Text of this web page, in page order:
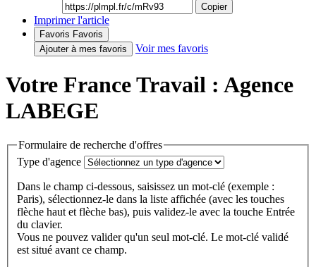
Copier
Imprimer l'article
Favoris Favoris
Ajouter à mes favoris
Voir mes favoris
Votre France Travail : Agence
LABEGE
Formulaire de recherche d'offres
Type d'agence
Dans le champ ci-dessous, saisissez un mot-clé (exemple :
Paris), sélectionnez-le dans la liste affichée (avec les touches
flèche haut et flèche bas), puis validez-le avec la touche Entrée
du clavier.
Vous ne pouvez valider qu'un seul mot-clé. Le mot-clé validé
est situé avant ce champ.